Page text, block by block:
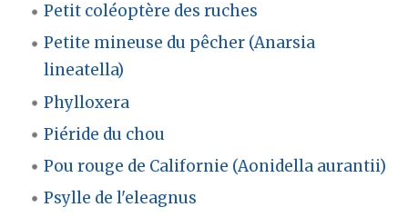
Petit coléoptère des ruches
Petite mineuse du pêcher (Anarsia
lineatella)
Phylloxera
Piéride du chou
Pou rouge de Californie (Aonidella aurantii)
Psylle de l'eleagnus